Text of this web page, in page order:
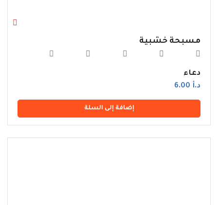
مسبحة خشبية
دعاء
د.أ 6.00
إضافة إلى السلة